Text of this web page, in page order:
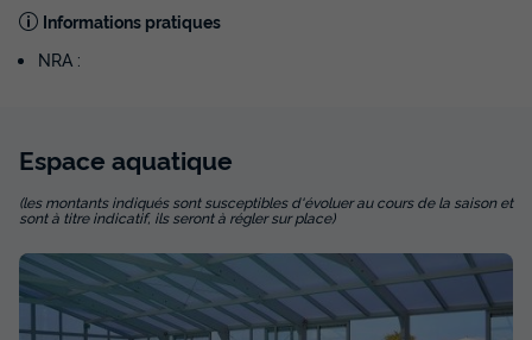
Surface
52m²
Adultes
8 3 2
GÎTE 8 personnes - Gîte 4 pièces
Informations pratiques
NRA :
Espace aquatique
(les montants indiqués sont susceptibles d'évoluer au cours de la saison et
sont à titre indicatif, ils seront à régler sur place)